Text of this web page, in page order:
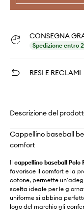
CONSEGNA
Spedizione entro
RESI E RECLAMI
Descrizione del
Cappellino baseball
comfort
Il cappellino baseball Polo
favorisce il comfort e la
cotone, permette
scelta ideale per le
uniforme si abbina
logo del marchio gli